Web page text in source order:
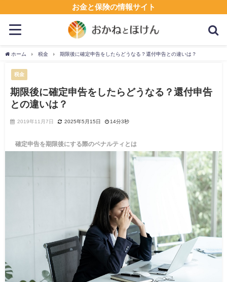
お金と保険の情報サイト
ホーム 税金 期限後に確定申告をしたらどうなる？還付申告との違いは？
税金
期限後に確定申告をしたらどうなる？還付申告
との違いは？
2019年11月7日 2025年5月15日 14分3秒
確定申告を期限後にする際のペナルティとは